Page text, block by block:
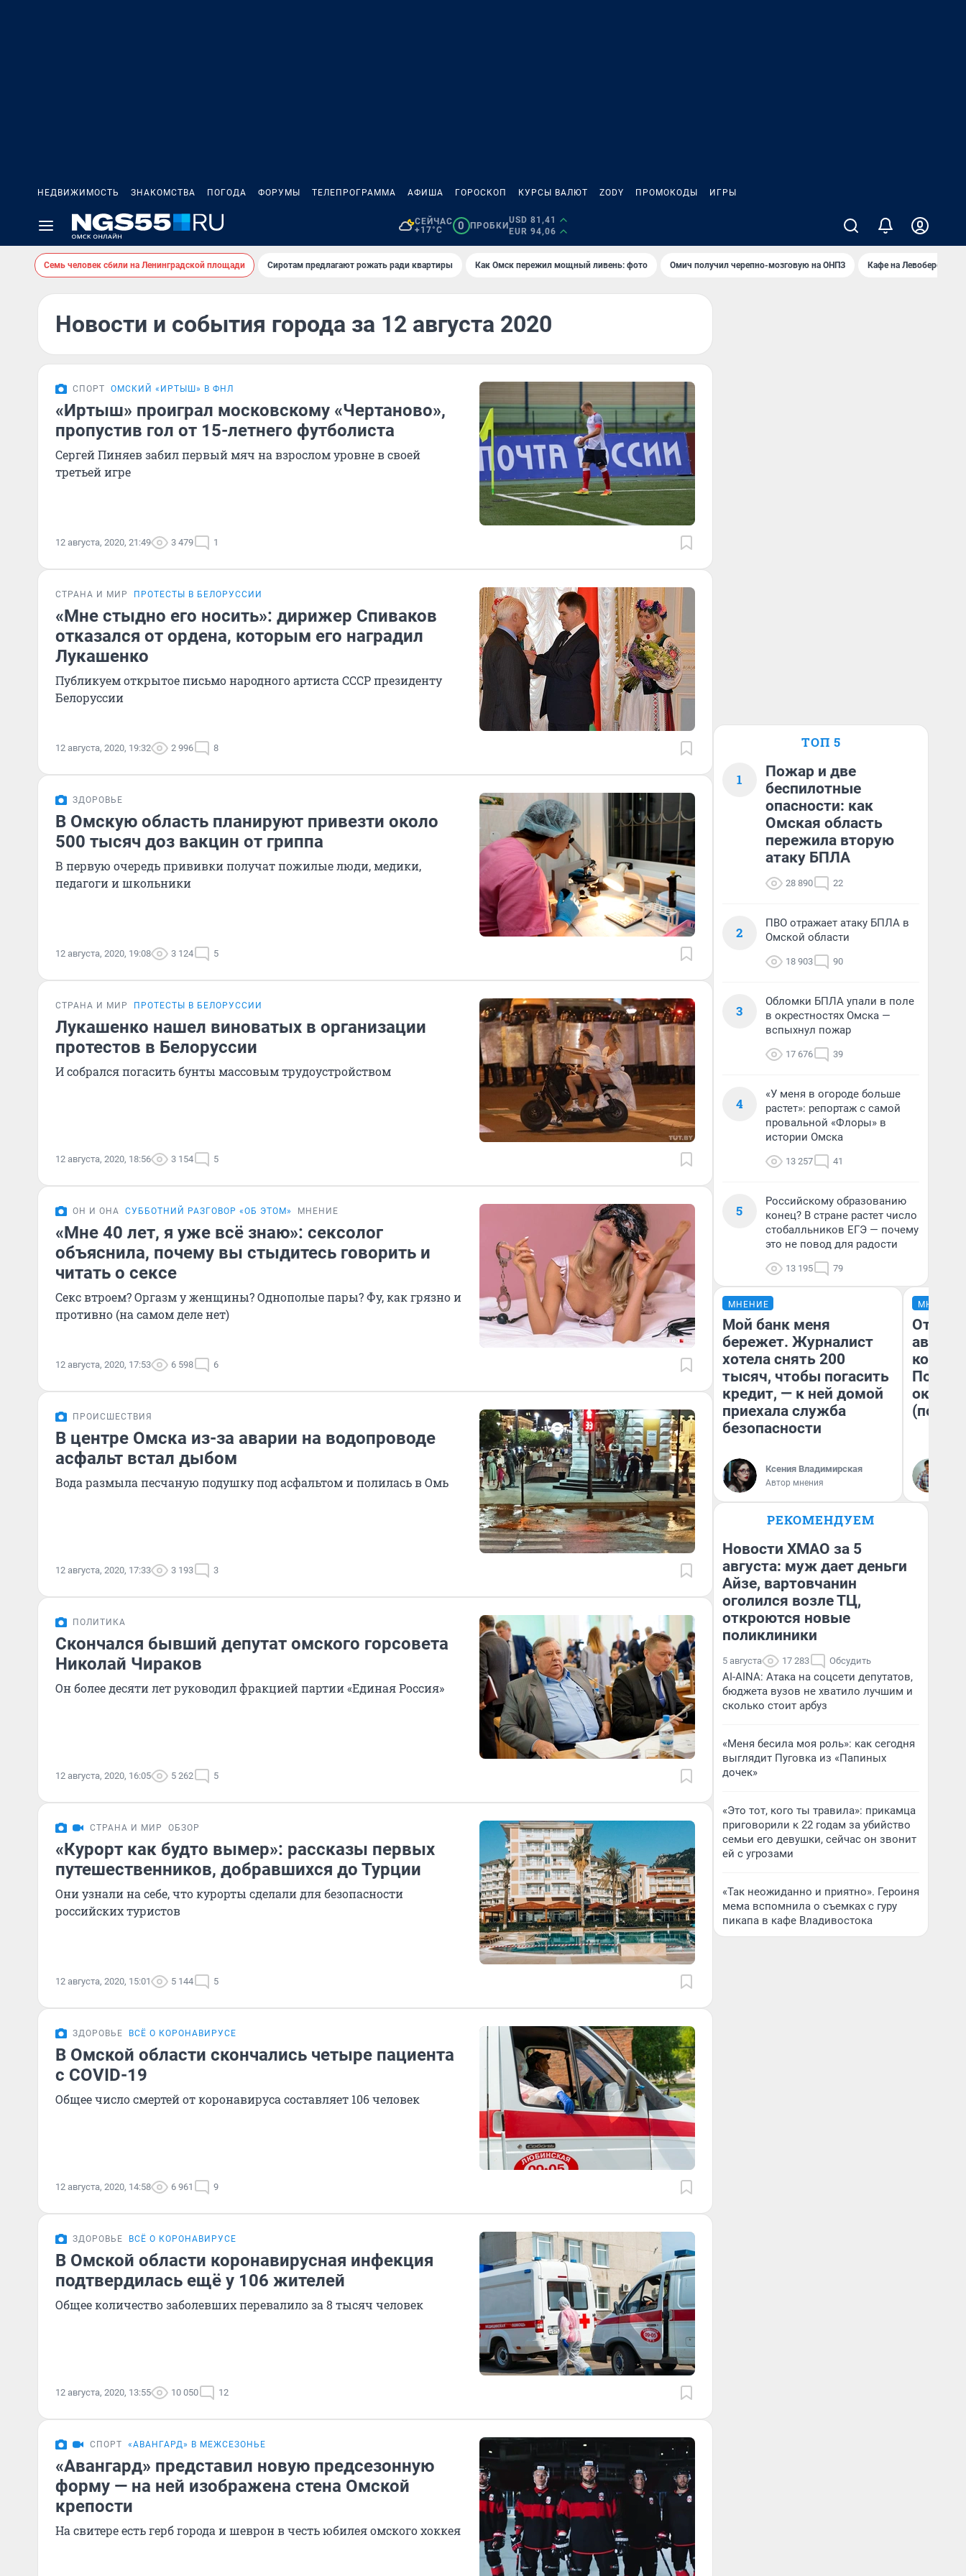
НЕДВИЖИМОСТЬ ЗНАКОМСТВА ПОГОДА ФОРУМЫ ТЕЛЕПРОГРАММА АФИША ГОРОСКОП КУРСЫ ВАЛЮТ ZODY ПРОМОКОДЫ ИГРЫ
СЕЙЧАС
+17°C
0 ПРОБКИ
USD 81,41
EUR 94,06
Семь человек сбили на Ленинградской площади Сиротам предлагают рожать ради квартиры Как Омск пережил мощный ливень: фото Омич получил черепно-мозговую на ОНПЗ Кафе на Левобережье
Новости и события города за 12 августа 2020
СПОРТ ОМСКИЙ «ИРТЫШ» В ФНЛ
«Иртыш» проиграл московскому «Чертаново»,
пропустив гол от 15-летнего футболиста
Сергей Пиняев забил первый мяч на взрослом уровне в своей
третьей игре
12 августа, 2020, 21:49 3 479 1
СТРАНА И МИР ПРОТЕСТЫ В БЕЛОРУССИИ
«Мне стыдно его носить»: дирижер Спиваков
отказался от ордена, которым его наградил
Лукашенко
Публикуем открытое письмо народного артиста СССР президенту
Белоруссии
12 августа, 2020, 19:32 2 996 8
ЗДОРОВЬЕ
В Омскую область планируют привезти около
500 тысяч доз вакцин от гриппа
В первую очередь прививки получат пожилые люди, медики,
педагоги и школьники
12 августа, 2020, 19:08 3 124 5
СТРАНА И МИР ПРОТЕСТЫ В БЕЛОРУССИИ
Лукашенко нашел виноватых в организации
протестов в Белоруссии
И собрался погасить бунты массовым трудоустройством
12 августа, 2020, 18:56 3 154 5
ОН И ОНА СУББОТНИЙ РАЗГОВОР «ОБ ЭТОМ» МНЕНИЕ
«Мне 40 лет, я уже всё знаю»: сексолог
объяснила, почему вы стыдитесь говорить и
читать о сексе
Секс втроем? Оргазм у женщины? Однополые пары? Фу, как грязно и
противно (на самом деле нет)
12 августа, 2020, 17:53 6 598 6
ПРОИСШЕСТВИЯ
В центре Омска из-за аварии на водопроводе
асфальт встал дыбом
Вода размыла песчаную подушку под асфальтом и полилась в Омь
12 августа, 2020, 17:33 3 193 3
ПОЛИТИКА
Скончался бывший депутат омского горсовета
Николай Чираков
Он более десяти лет руководил фракцией партии «Единая Россия»
12 августа, 2020, 16:05 5 262 5
СТРАНА И МИР ОБЗОР
«Курорт как будто вымер»: рассказы первых
путешественников, добравшихся до Турции
Они узнали на себе, что курорты сделали для безопасности
российских туристов
12 августа, 2020, 15:01 5 144 5
ЗДОРОВЬЕ ВСЁ О КОРОНАВИРУСЕ
В Омской области скончались четыре пациента
с COVID-19
Общее число смертей от коронавируса составляет 106 человек
12 августа, 2020, 14:58 6 961 9
ЗДОРОВЬЕ ВСЁ О КОРОНАВИРУСЕ
В Омской области коронавирусная инфекция
подтвердилась ещё у 106 жителей
Общее количество заболевших перевалило за 8 тысяч человек
12 августа, 2020, 13:55 10 050 12
СПОРТ «АВАНГАРД» В МЕЖСЕЗОНЬЕ
«Авангард» представил новую предсезонную
форму — на ней изображена стена Омской
крепости
На свитере есть герб города и шеврон в честь юбилея омского хоккея
ТОП 5
1
Пожар и две
беспилотные
опасности: как
Омская область
пережила вторую
атаку БПЛА
28 890 22
2
ПВО отражает атаку БПЛА в
Омской области
18 903 90
3
Обломки БПЛА упали в поле
в окрестностях Омска —
вспыхнул пожар
17 676 39
4
«У меня в огороде больше
растет»: репортаж с самой
провальной «Флоры» в
истории Омска
13 257 41
5
Российскому образованию
конец? В стране растет число
стобалльников ЕГЭ — почему
это не повод для радости
13 195 79
МНЕНИЕ
Мой банк меня
бережет. Журналист
хотела снять 200
тысяч, чтобы погасить
кредит, — к ней домой
приехала служба
безопасности
Ксения Владимирская
Автор мнения
МНЕНИЕ
От
(почти
РЕКОМЕНДУЕМ
Новости ХМАО за 5
августа: муж дает деньги
Айзе, вартовчанин
оголился возле ТЦ,
откроются новые
поликлиники
5 августа 17 283 Обсудить
AI-AINA: Атака на соцсети депутатов,
бюджета вузов не хватило лучшим и
сколько стоит арбуз
«Меня бесила моя роль»: как сегодня
выглядит Пуговка из «Папиных
дочек»
«Это тот, кого ты травила»: прикамца
приговорили к 22 годам за убийство
семьи его девушки, сейчас он звонит
ей с угрозами
«Так неожиданно и приятно». Героиня
мема вспомнила о съемках с гуру
пикапа в кафе Владивостока